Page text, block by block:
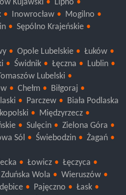
Kujawski
Lipno
Inowrocław
Mogilno
Sępólno Krajeńskie
Opole Lubelskie
Łuków
Świdnik Łęczna
Lublin
Lubelski
Chełm
Biłgoraj
Parczew
Biała Podlaska
Międzyrzecz
Sulęcin
Zielona Góra
Sól Świebodzin
Żagań
Łowicz
Łęczyca
Zduńska Wola
Wieruszów
Pajęczno
Łask